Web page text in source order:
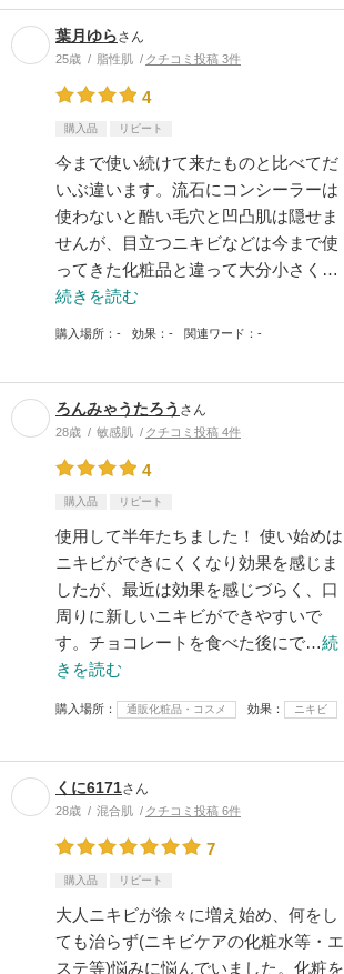
葉月ゆらさん
25歳 脂性肌 クチコミ投稿 3件
4
購入品 リピート
今まで使い続けて来たものと比べてだ
いぶ違います。流石にコンシーラーは
使わないと酷い毛穴と凹凸肌は隠せま
せんが、目立つニキビなどは今まで使
ってきた化粧品と違って大分小さく…
続きを読む
購入場所 - 効果 - 関連ワード -
ろんみゃうたろう さん
28歳 敏感肌 クチコミ投稿 4件
4
購入品 リピート
使用して半年たちました！ 使い始めは
ニキビができにくくなり効果を感じま
したが、最近は効果を感じづらく、口
周りに新しいニキビができやすいで
す。チョコレートを食べた後にで…続
きを読む
購入場所 通販化粧品・コスメ 効果 ニキビ
くに6171さん
28歳 混合肌 クチコミ投稿 6件
7
購入品 リピート
大人ニキビが徐々に増え始め、何をし
ても治らず(ニキビケアの化粧水等・エ
ステ等)悩みに悩んでいました。化粧を